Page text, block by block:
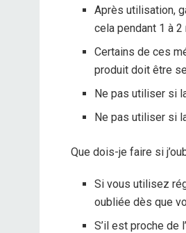
Après utilisation,
cela pendant 1 à
Certains de ces
produit doit être
Ne pas utiliser si
Ne pas utiliser si
Que dois-je faire si
Si vous utilisez
oubliée dès que
S’il est proche de